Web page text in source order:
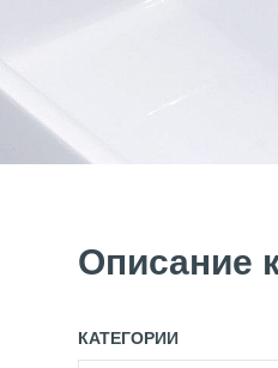
Описание
КАТЕГОРИИ